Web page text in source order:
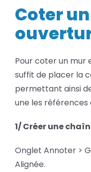
BLOG
Rechercher:
ses
ouvertures
sur
Coter
Pour coter un mur
suffit de placer la
permettant ainsi
une les références
1/ Créer une
Onglet Annoter >
Alignée.